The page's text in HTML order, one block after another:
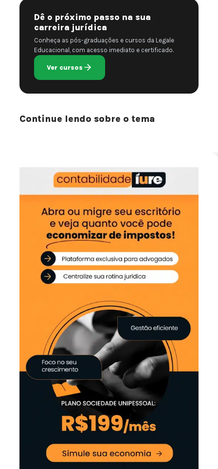
Dê o próximo passo na sua
carreira jurídica
Conheça as pós-graduações e cursos da Legale
Educacional, com acesso imediato e certificado.
Ver cursos
Continue lendo sobre o tema